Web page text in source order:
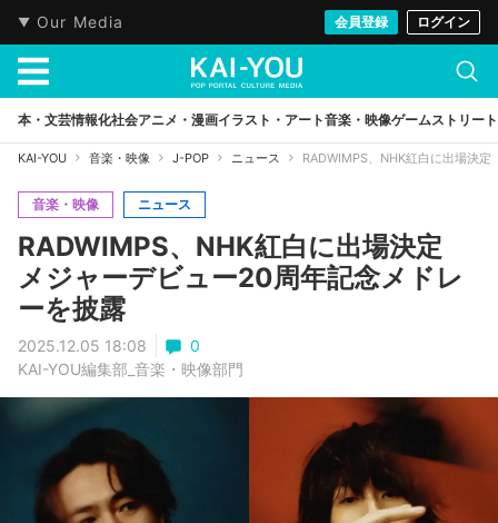
Our Media 会員登録 ログイン
本・文芸情報化社会アニメ・漫画イラスト・アート音楽・映像ゲームストリート
KAI-YOU 音楽・映像 J-POP ニュース RADWIMPS、NHK紅白に出場決
音楽・映像 ニュース
RADWIMPS、NHK紅白に出場決定
メジャーデビュー20周年記念メドレ
ーを披露
2025.12.05 18:08
0
KAI-YOU編集部_音楽・映像部門